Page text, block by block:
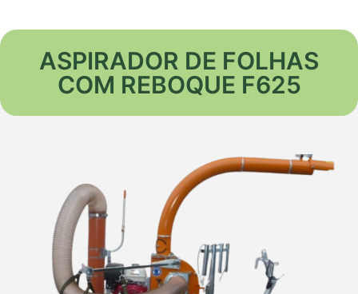
ASPIRADOR DE FOLHAS
COM REBOQUE F625